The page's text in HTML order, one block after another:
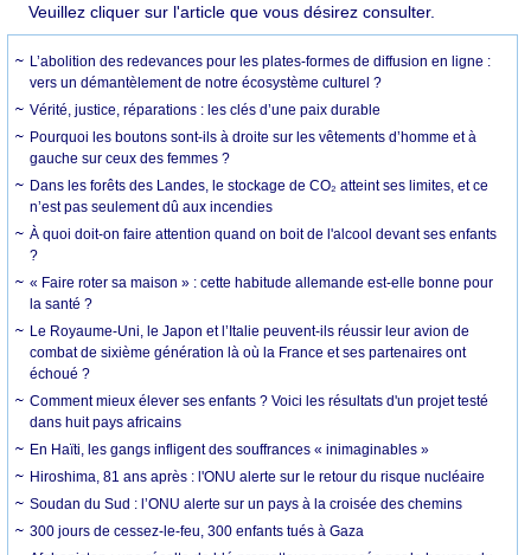
Veuillez cliquer sur l'article que vous désirez consulter.
L’abolition des redevances pour les plates-formes de diffusion en ligne :
vers un démantèlement de notre écosystème culturel ?
Vérité, justice, réparations : les clés d’une paix durable
Pourquoi les boutons sont-ils à droite sur les vêtements d’homme et à
gauche sur ceux des femmes ?
Dans les forêts des Landes, le stockage de CO₂ atteint ses limites, et ce
n’est pas seulement dû aux incendies
À quoi doit-on faire attention quand on boit de l'alcool devant ses enfants
?
« Faire roter sa maison » : cette habitude allemande est-elle bonne pour
la santé ?
Le Royaume-Uni, le Japon et l’Italie peuvent-ils réussir leur avion de
combat de sixième génération là où la France et ses partenaires ont
échoué ?
Comment mieux élever ses enfants ? Voici les résultats d'un projet testé
dans huit pays africains
En Haïti, les gangs infligent des souffrances « inimaginables »
Hiroshima, 81 ans après : l'ONU alerte sur le retour du risque nucléaire
Soudan du Sud : l’ONU alerte sur un pays à la croisée des chemins
300 jours de cessez-le-feu, 300 enfants tués à Gaza